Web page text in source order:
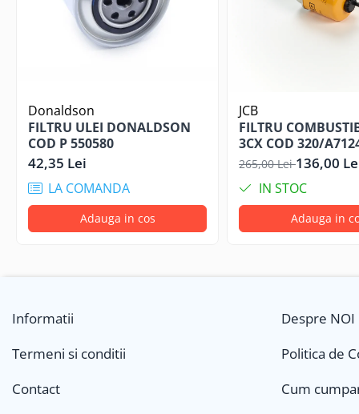
THWAITES:8000 H
VENIERI:VF 1.33 B, VF 2.63 B
WACKER:WL 18, WL 25, WL 30
Donaldson
FILTRU ULEI DONALDSON
COD P 550580
42,35 Lei
LA COMANDA
Adauga in cos
JCB
FILTRU
3CX COD 320/
265,00 Lei136,00
IN STOC
Adauga in
Informatii
Termeni si conditii
Contact
Despre NOI
Politica de
Cum